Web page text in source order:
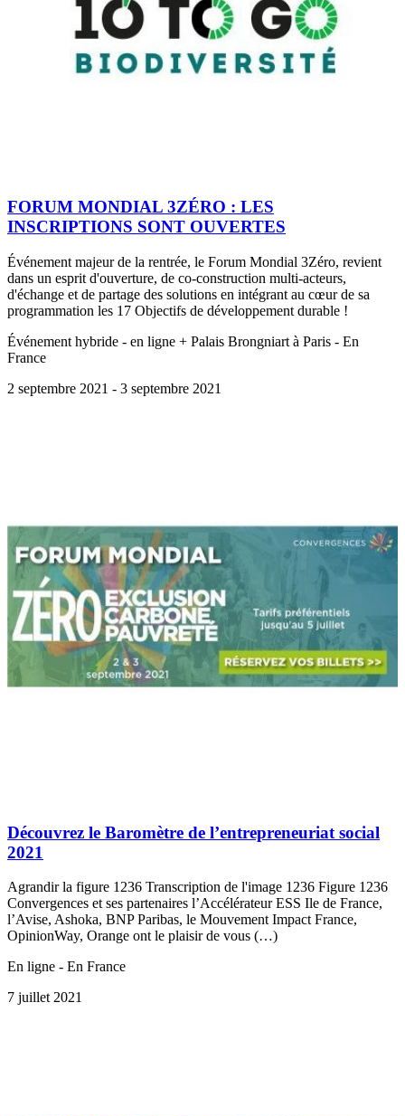
FORUM MONDIAL 3ZÉRO : LES
INSCRIPTIONS SONT OUVERTES
Événement majeur de la rentrée, le Forum Mondial 3Zéro, revient
dans un esprit d'ouverture, de co-construction multi-acteurs,
d'échange et de partage des solutions en intégrant au cœur de sa
programmation les 17 Objectifs de développement durable !
Événement hybride - en ligne + Palais Brongniart à Paris - En
France
2 septembre 2021 - 3 septembre 2021
Découvrez le Baromètre de l’entrepreneuriat social
2021
Agrandir la figure 1236 Transcription de l'image 1236 Figure 1236
Convergences et ses partenaires l’Accélérateur ESS Ile de France,
l’Avise, Ashoka, BNP Paribas, le Mouvement Impact France,
OpinionWay, Orange ont le plaisir de vous (…)
En ligne - En France
7 juillet 2021